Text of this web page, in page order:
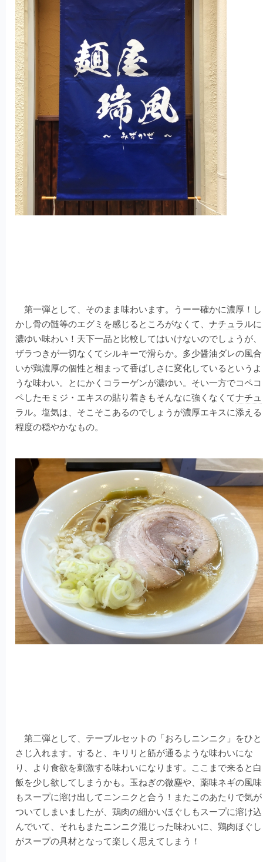
第一弾として、そのまま味わいます。うーー確かに濃厚！し
かし骨の髄等のエグミを感じるところがなくて、 ナチュラルに
濃ゆい味わい！天下一品と比較してはいけないのでしょうが、
ザラつきが一切なくてシルキーで滑らか。多少醤油ダレの風合
いが鶏濃厚の個性と相まって香ばしさに変化しているというよ
うな味わい。とにかくコラーゲンが濃ゆい。そい一方でコペコ
ペしたモミジ・エキスの貼り着きもそんなに強くなくてナチュ
ラル。塩気は、そこそこあるのでしょうが濃厚エキスに添える
程度の穏やかなもの。
第二弾として、テーブルセットの「おろしニンニク」をひと
さじ入れます。すると、キリリと筋が通るような味わいにな
り、より食欲を刺激する味わいになります。ここまで来ると白
飯を少し欲してしまうかも。玉ねぎの微塵や、薬味ネギの風味
もスープに溶け出してニンニクと合う！またこのあたりで気が
ついてしまいましたが、鶏肉の細かいほぐしもスープに溶け込
んでいて、それもまたニンニク混じった味わいに、鶏肉ほぐし
がスープの具材となって楽しく思えてしまう！